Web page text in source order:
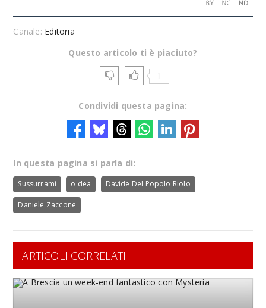
Canale: Editoria
Questo articolo ti è piaciuto?
1
Condividi questa pagina:
In questa pagina si parla di:
Sussurrami o dea Davide Del Popolo Riolo
Daniele Zaccone
ARTICOLI CORRELATI